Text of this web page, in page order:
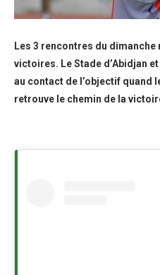
Les 3 rencontres du dimanche
victoires. Le Stade d’Abidjan
au contact de l’objectif quand
retrouve le chemin de la